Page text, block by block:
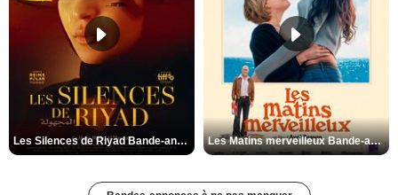
Les Silences de Riyad Bande-annonce VO STFR Les Matins merveilleux Bande-annonce VF